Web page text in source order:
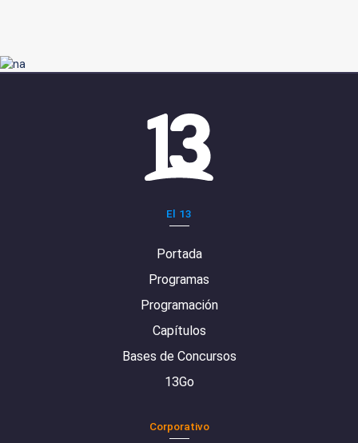
El 13
Portada
Programas
Programación
Capítulos
Bases de Concursos
13Go
Corporativo